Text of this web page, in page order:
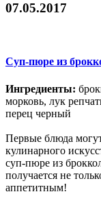
07.05.2017
Суп-пюре из
Ингредиенты:
морковь, лук
перец черный
Первые блюда
кулинарного
суп-пюре из
получается не
аппетитным!